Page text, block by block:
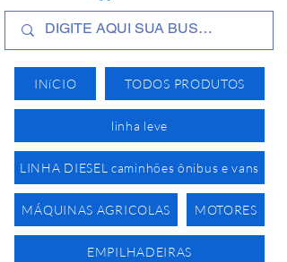
INíCIO TODOS PRODUTOS
linha leve
LINHA DIESEL caminhões ônibus e vans
MÁQUINAS AGRICOLAS MOTORES
EMPILHADEIRAS